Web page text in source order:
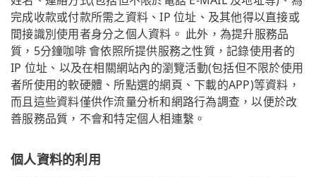
完成收款或付款所需之資料、IP 位址、及其他得以直接或
間接識別使用者身分之個人資料。 此外，為提升服務品
質，5分鐘咖啡 會依照所提供服務之性質，記錄使用者的
IP 位址、以及在相關網站內的瀏覽活動(包括但不限於使用
者所使用的軟硬體、所點選的網頁、下載的APP)等資料，
而且這些資料僅供作流量分析和網路行為調查，以便於改
善服務品質，不會和特定個人相連繫。
個人資料的利用